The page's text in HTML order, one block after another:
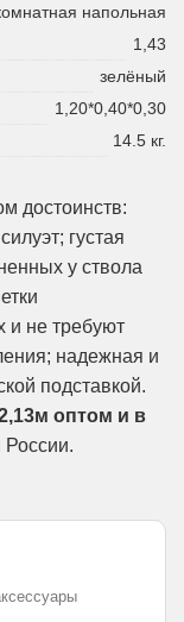
напольная
1,43
зелёный
1,20*0,40*0,30
14.5 кг.
достоинств:
густая
у ствола
и не требуют
надежная и
подставкой.
оптом и в
России.